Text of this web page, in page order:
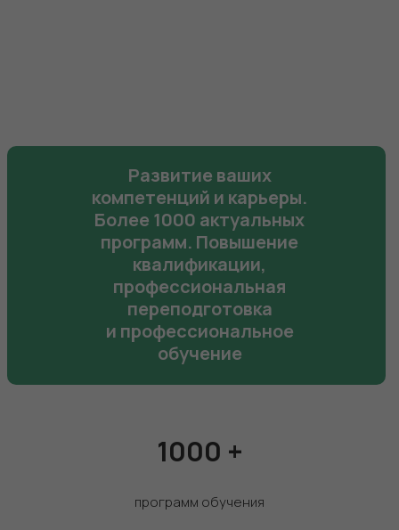
Развитие ваших
компетенций и карьеры.
Более 1000 актуальных
программ. Повышение
квалификации,
профессиональная
переподготовка
и профессиональное
обучение
1000 +
программ обучения